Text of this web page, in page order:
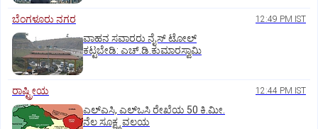
ಬೆಂಗಳೂರು ನಗರ 12:49 PM IST
ವಾಹನ ಸವಾರರು ನೈಸ್‌ ಟೋಲ್‌
ಕಟ್ಟಬೇಡಿ: ಎಚ್‌.ಡಿ.ಕುಮಾರಸ್ವಾಮಿ
ರಾಷ್ಟ್ರೀಯ 12:44 PM IST
ಎಲ್‌ಎಸಿ, ಎಲ್‌ಒಸಿ ರೇಖೆಯ 50 ಕಿ.ಮೀ.
ನೆಲ ಸೂಕ್ಷ್ಮ ವಲಯ